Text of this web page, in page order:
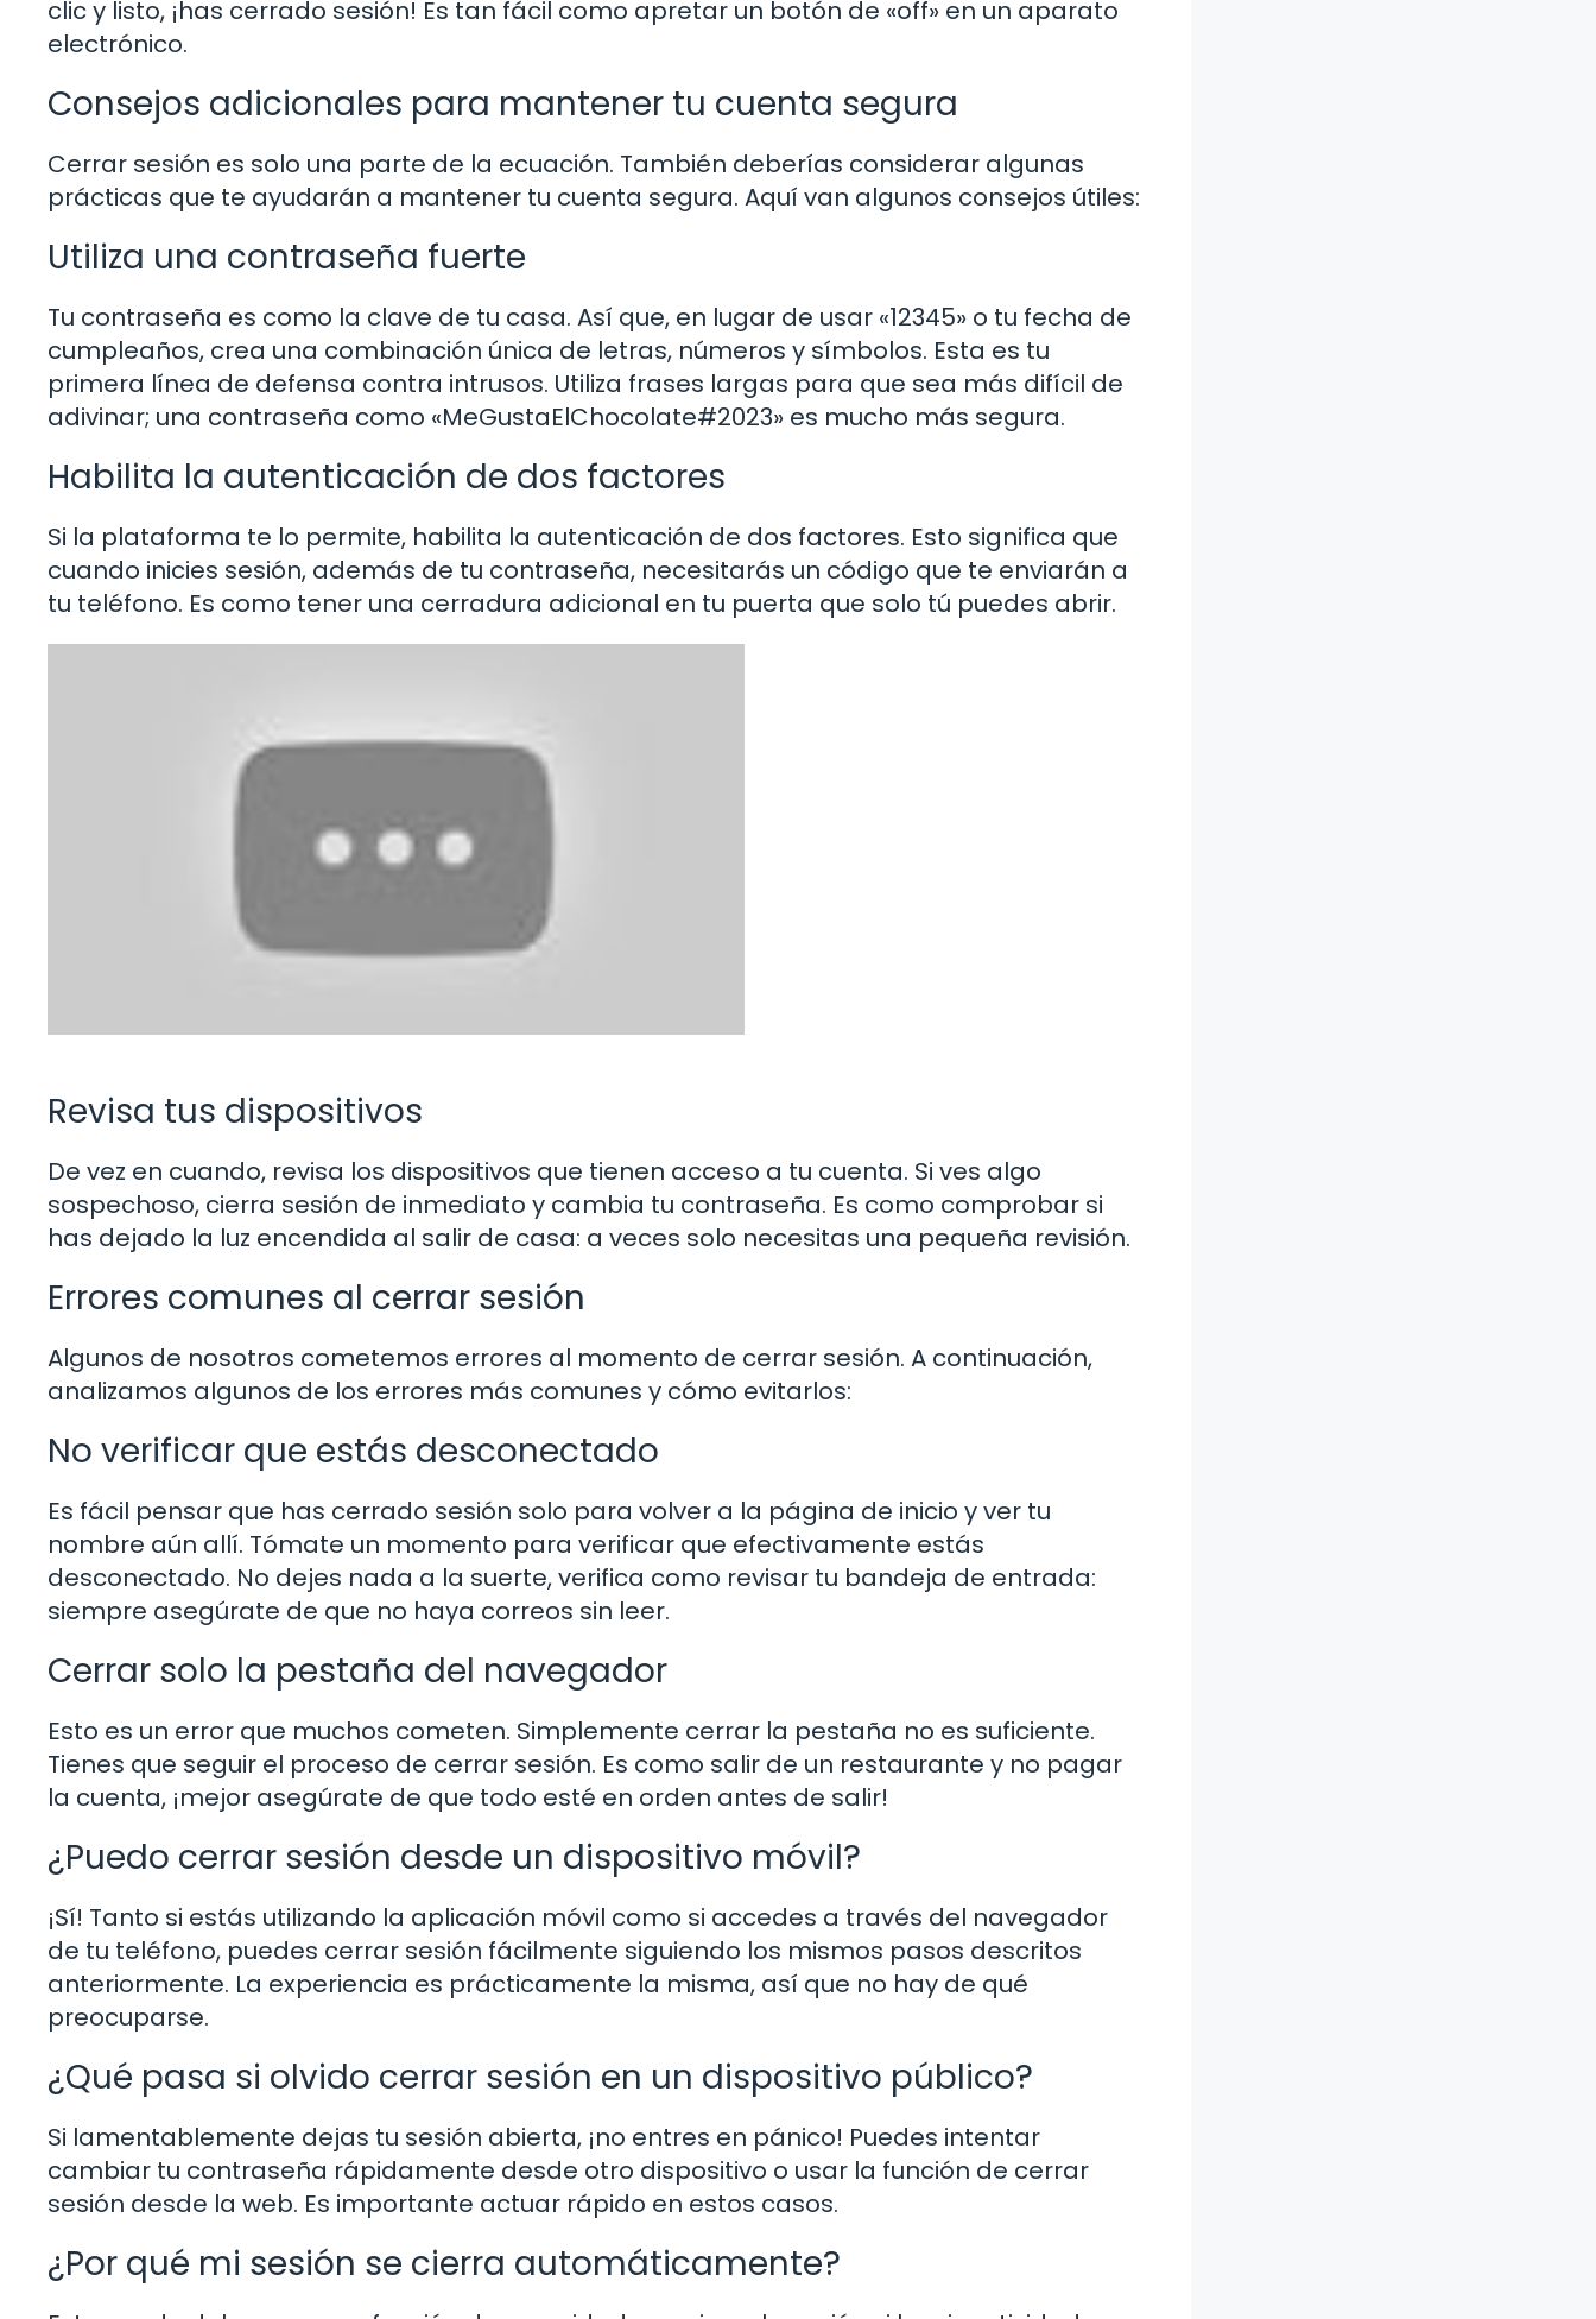
clic y listo, ¡has cerrado sesión! Es tan fácil como apretar un botón de «off» en un aparato
electrónico.
Consejos adicionales para mantener tu cuenta segura
Cerrar sesión es solo una parte de la ecuación. También deberías considerar algunas
prácticas que te ayudarán a mantener tu cuenta segura. Aquí van algunos consejos útiles:
Utiliza una contraseña fuerte
Tu contraseña es como la clave de tu casa. Así que, en lugar de usar «12345» o tu fecha de
cumpleaños, crea una combinación única de letras, números y símbolos. Esta es tu
primera línea de defensa contra intrusos. Utiliza frases largas para que sea más difícil de
adivinar; una contraseña como «MeGustaElChocolate#2023» es mucho más segura.
Habilita la autenticación de dos factores
Si la plataforma te lo permite, habilita la autenticación de dos factores. Esto significa que
cuando inicies sesión, además de tu contraseña, necesitarás un código que te enviarán a
tu teléfono. Es como tener una cerradura adicional en tu puerta que solo tú puedes abrir.
Revisa tus dispositivos
De vez en cuando, revisa los dispositivos que tienen acceso a tu cuenta. Si ves algo
sospechoso, cierra sesión de inmediato y cambia tu contraseña. Es como comprobar si
has dejado la luz encendida al salir de casa: a veces solo necesitas una pequeña revisión.
Errores comunes al cerrar sesión
Algunos de nosotros cometemos errores al momento de cerrar sesión. A continuación,
analizamos algunos de los errores más comunes y cómo evitarlos:
No verificar que estás desconectado
Es fácil pensar que has cerrado sesión solo para volver a la página de inicio y ver tu
nombre aún allí. Tómate un momento para verificar que efectivamente estás
desconectado. No dejes nada a la suerte, verifica como revisar tu bandeja de entrada:
siempre asegúrate de que no haya correos sin leer.
Cerrar solo la pestaña del navegador
Esto es un error que muchos cometen. Simplemente cerrar la pestaña no es suficiente.
Tienes que seguir el proceso de cerrar sesión. Es como salir de un restaurante y no pagar
la cuenta, ¡mejor asegúrate de que todo esté en orden antes de salir!
¿Puedo cerrar sesión desde un dispositivo móvil?
¡Sí! Tanto si estás utilizando la aplicación móvil como si accedes a través del navegador
de tu teléfono, puedes cerrar sesión fácilmente siguiendo los mismos pasos descritos
anteriormente. La experiencia es prácticamente la misma, así que no hay de qué
preocuparse.
¿Qué pasa si olvido cerrar sesión en un dispositivo público?
Si lamentablemente dejas tu sesión abierta, ¡no entres en pánico! Puedes intentar
cambiar tu contraseña rápidamente desde otro dispositivo o usar la función de cerrar
sesión desde la web. Es importante actuar rápido en estos casos.
¿Por qué mi sesión se cierra automáticamente?